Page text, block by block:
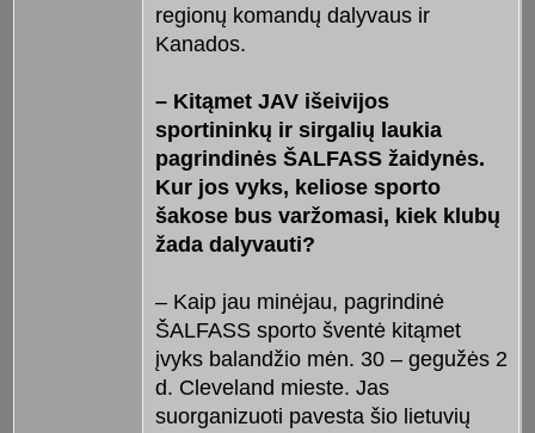
regionų komandų dalyvaus ir
Kanados.
– Kitąmet JAV išeivijos
sportininkų ir sirgalių laukia
pagrindinės ŠALFASS žaidynės.
Kur jos vyks, keliose sporto
šakose bus varžomasi, kiek klubų
žada dalyvauti?
– Kaip jau minėjau, pagrindinė
ŠALFASS sporto šventė kitąmet
įvyks balandžio mėn. 30 – gegužės 2
d. Cleveland mieste. Jas
suorganizuoti pavesta šio lietuvių